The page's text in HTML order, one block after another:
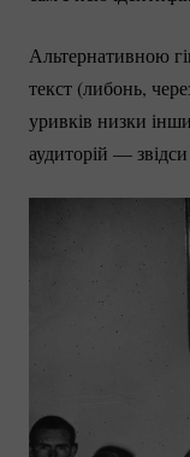
Альтернативною
текст (либонь,
уривків низки
аудиторій —